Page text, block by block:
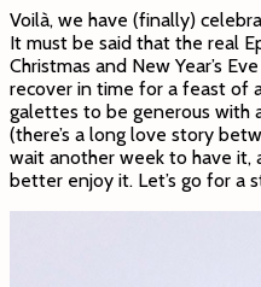
Voilà, we have (finally)
It must be said that the real
Christmas and New Year’s
recover in time for a feast of
galettes to be generous with
(there’s a long love story
wait another week to have
better enjoy it. Let’s go for a